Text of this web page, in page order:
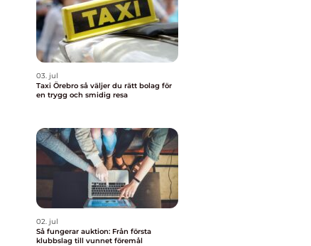
03. jul
Taxi Örebro så väljer du rätt bolag för
en trygg och smidig resa
02. jul
Så fungerar auktion: Från första
klubbslag till vunnet föremål